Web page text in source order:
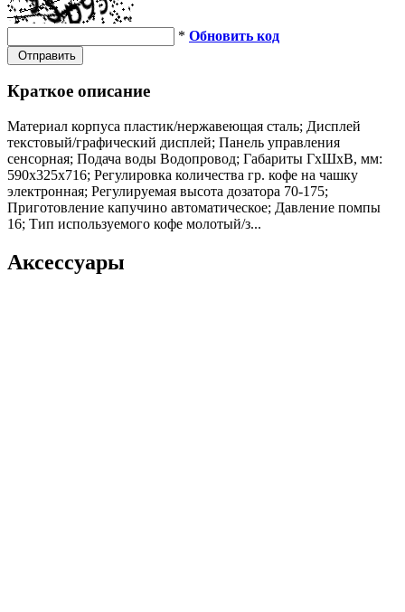
* Обновить код
Отправить
Краткое описание
Материал корпуса пластик/нержавеющая сталь; Дисплей
текстовый/графический дисплей; Панель управления
сенсорная; Подача воды Водопровод; Габариты ГхШхВ, мм:
590х325х716; Регулировка количества гр. кофе на чашку
электронная; Регулируемая высота дозатора 70-175;
Приготовление капучино автоматическое; Давление помпы
16; Тип используемого кофе молотый/з...
Аксессуары